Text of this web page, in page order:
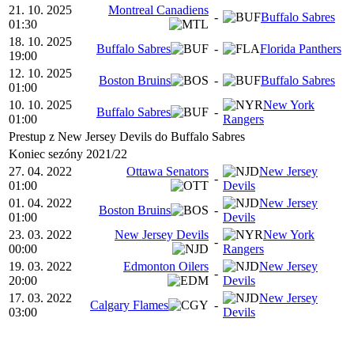
21. 10. 2025
01:30
Montreal Canadiens
-
Buffalo Sabres
18. 10. 2025
19:00
Buffalo Sabres -
Florida Panthers
12. 10. 2025
01:00
Boston Bruins -
Buffalo Sabres
10. 10. 2025
01:00
Buffalo Sabres -
New York
Rangers
Prestup z New Jersey Devils do Buffalo Sabres
Koniec sezóny 2021/22
27. 04. 2022
01:00
Ottawa Senators
-
New Jersey
Devils
01. 04. 2022
01:00
Boston Bruins -
New Jersey
Devils
23. 03. 2022
00:00
New Jersey Devils
-
New York
Rangers
19. 03. 2022
20:00
Edmonton Oilers
-
New Jersey
Devils
17. 03. 2022
03:00
Calgary Flames -
New Jersey
Devils